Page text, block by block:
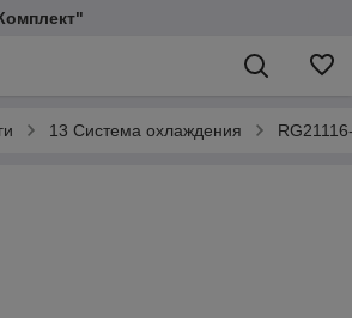
13 Система охлаждения